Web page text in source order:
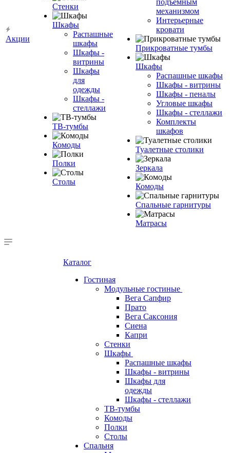
Акции
Стенки
Шкафы
Распашные
шкафы
Шкафы -
витрины
Шкафы
для
одежды
Шкафы -
стеллажи
ТВ-тумбы
Комоды
Полки
Столы
подъемным
механизмом
Интерьерные
кровати
Прикроватные тумбы
Шкафы
Распашные шкафы
Шкафы - витрины
Шкафы - пеналы
Угловые шкафы
Шкафы - стеллажи
Комплекты
шкафов
Туалетные столики
Зеркала
Комоды
Спальные гарнитуры
Матрасы
Каталог
Гостиная
Модульные гостиные
Вега Сапфир
Прато
Вега Саксония
Сиена
Капри
Стенки
Шкафы
Распашные шкафы
Шкафы - витрины
Шкафы для
одежды
Шкафы - стеллажи
ТВ-тумбы
Комоды
Полки
Столы
Спальня